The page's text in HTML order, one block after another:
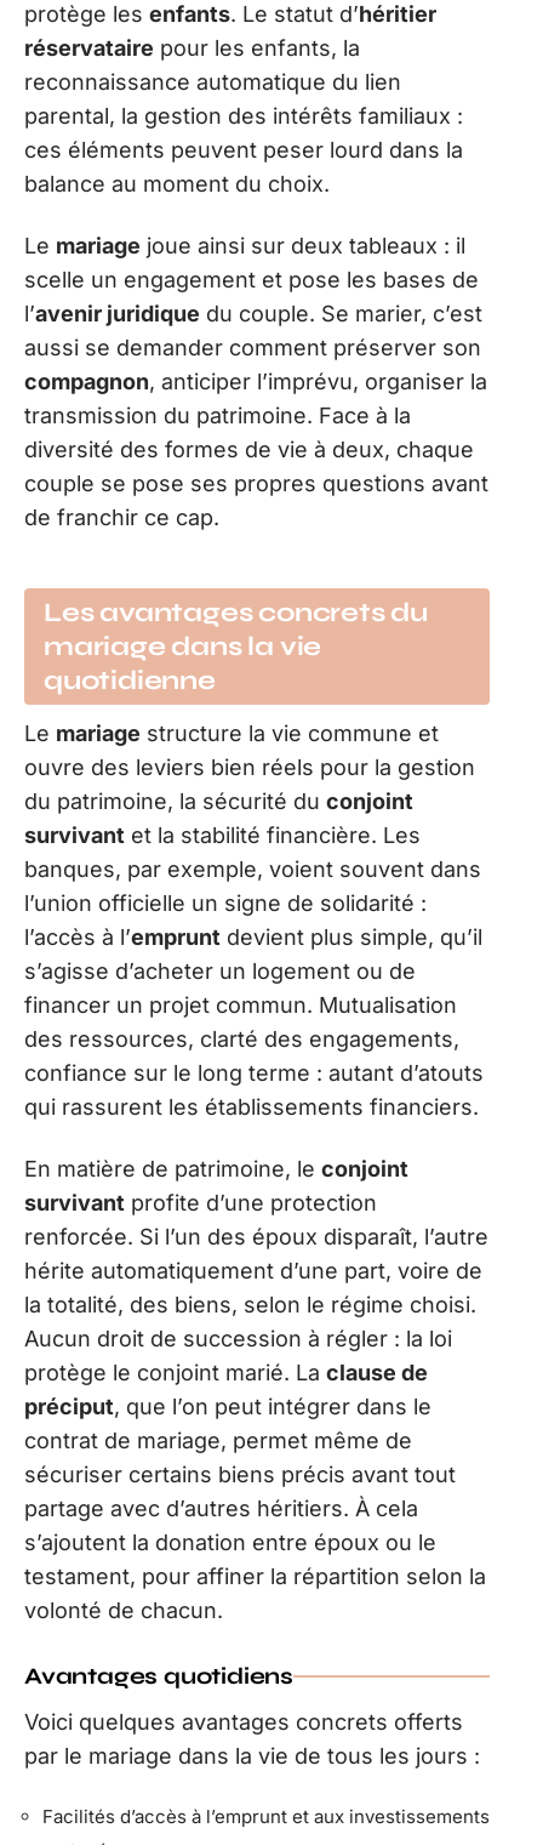
protège les enfants. Le statut d’héritier
réservataire pour les enfants, la
reconnaissance automatique du lien
parental, la gestion des intérêts familiaux :
ces éléments peuvent peser lourd dans la
balance au moment du choix.
Le mariage joue ainsi sur deux tableaux : il
scelle un engagement et pose les bases de
l’avenir juridique du couple. Se marier, c’est
aussi se demander comment préserver son
compagnon, anticiper l’imprévu, organiser la
transmission du patrimoine. Face à la
diversité des formes de vie à deux, chaque
couple se pose ses propres questions avant
de franchir ce cap.
Les avantages concrets du
mariage dans la vie
quotidienne
Le mariage structure la vie commune et
ouvre des leviers bien réels pour la gestion
du patrimoine, la sécurité du conjoint
survivant et la stabilité financière. Les
banques, par exemple, voient souvent dans
l’union officielle un signe de solidarité :
l’accès à l’emprunt devient plus simple, qu’il
s’agisse d’acheter un logement ou de
financer un projet commun. Mutualisation
des ressources, clarté des engagements,
confiance sur le long terme : autant d’atouts
qui rassurent les établissements financiers.
En matière de patrimoine, le conjoint
survivant profite d’une protection
renforcée. Si l’un des époux disparaît, l’autre
hérite automatiquement d’une part, voire de
la totalité, des biens, selon le régime choisi.
Aucun droit de succession à régler : la loi
protège le conjoint marié. La clause de
préciput, que l’on peut intégrer dans le
contrat de mariage, permet même de
sécuriser certains biens précis avant tout
partage avec d’autres héritiers. À cela
s’ajoutent la donation entre époux ou le
testament, pour affiner la répartition selon la
volonté de chacun.
Avantages quotidiens
Voici quelques avantages concrets offerts
par le mariage dans la vie de tous les jours :
Facilités d’accès à l’emprunt et aux investissements